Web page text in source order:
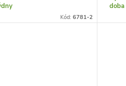
Kód:6781-2